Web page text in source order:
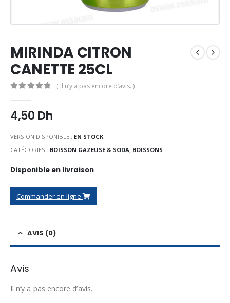
MIRINDA CITRON
CANETTE 25CL
( Il n’y a pas encore d’avis. )
4,50 Dh
VERSION DISPONIBLE:: EN STOCK
CATÉGORIES : BOISSON GAZEUSE & SODA, BOISSONS
Disponible en livraison
Commander en ligne
AVIS (0)
Avis
Il n’y a pas encore d’avis.